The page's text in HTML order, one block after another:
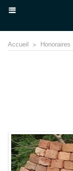
Accueil > Honoraires